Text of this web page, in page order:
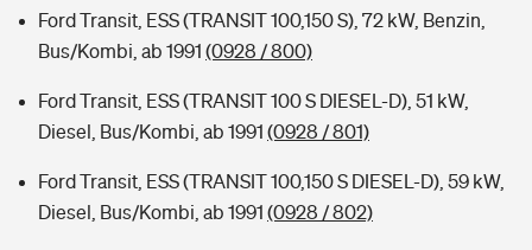
Ford Transit, ESS (TRANSIT 100,150 S), 72 kW, Benzin,
Bus/Kombi, ab 1991 (0928 / 800)
Ford Transit, ESS (TRANSIT 100 S DIESEL-D), 51 kW,
Diesel, Bus/Kombi, ab 1991 (0928 / 801)
Ford Transit, ESS (TRANSIT 100,150 S DIESEL-D), 59 kW,
Diesel, Bus/Kombi, ab 1991 (0928 / 802)